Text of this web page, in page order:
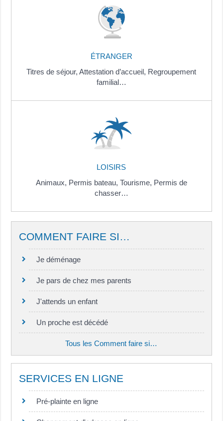
ÉTRANGER
Titres de séjour,Attestation d’accueil, Regroupement
familial…
LOISIRS
Animaux, Permis bateau, Tourisme, Permis de
chasser…
COMMENT FAIRE SI…
Je déménage
Je pars de chez mes parents
J'attends un enfant
Un proche est décédé
Tous les Comment faire si…
SERVICES EN LIGNE
Pré-plainte en ligne